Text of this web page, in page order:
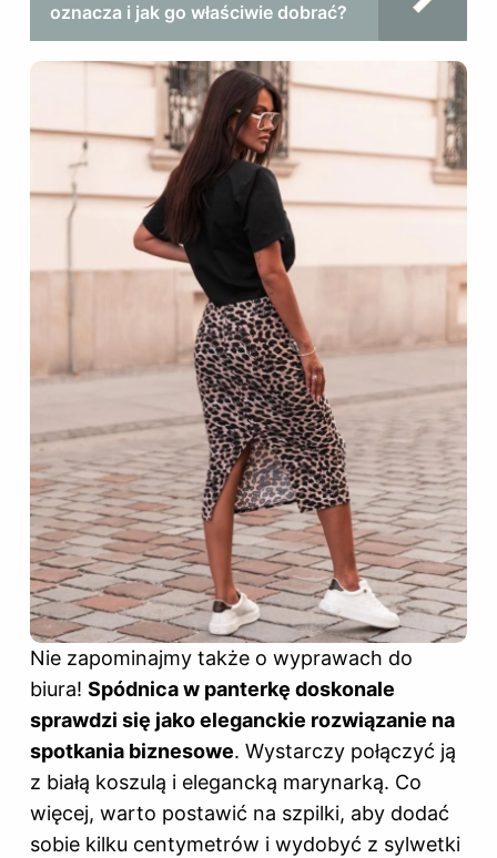
oznacza i jak go właściwie dobrać?
Nie zapominajmy także o wyprawach do
biura! Spódnica w panterkę doskonale
sprawdzi się jako eleganckie rozwiązanie na
spotkania biznesowe. Wystarczy połączyć ją
z białą koszulą i elegancką marynarką. Co
więcej, warto postawić na szpilki, aby dodać
sobie kilku centymetrów i wydobyć z sylwetki